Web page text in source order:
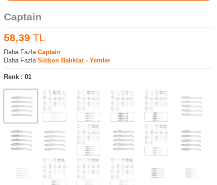
Captain
58,39 TL
Daha Fazla Captain
Daha Fazla Silikon Balıklar - Yemler
Renk : 01